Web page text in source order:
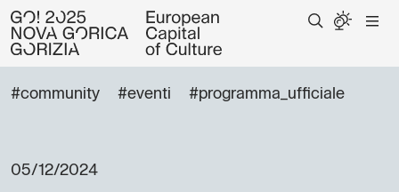
#community #eventi #programma_ufficiale
05/12/2024